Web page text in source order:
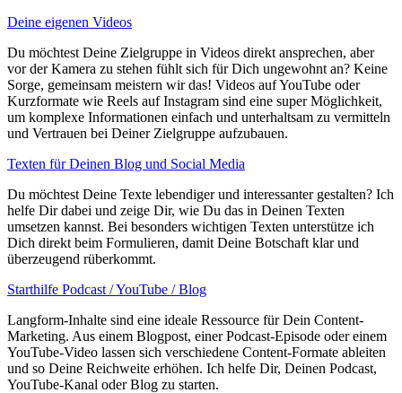
Deine eigenen Videos
Du möchtest Deine Zielgruppe in Videos direkt ansprechen, aber
vor der Kamera zu stehen fühlt sich für Dich ungewohnt an? Keine
Sorge, gemeinsam meistern wir das! Videos auf YouTube oder
Kurzformate wie Reels auf Instagram sind eine super Möglichkeit,
um komplexe Informationen einfach und unterhaltsam zu vermitteln
und Vertrauen bei Deiner Zielgruppe aufzubauen.
Texten für Deinen Blog und Social Media
Du möchtest Deine Texte lebendiger und interessanter gestalten? Ich
helfe Dir dabei und zeige Dir, wie Du das in Deinen Texten
umsetzen kannst. Bei besonders wichtigen Texten unterstütze ich
Dich direkt beim Formulieren, damit Deine Botschaft klar und
überzeugend rüberkommt.
Starthilfe Podcast / YouTube / Blog
Langform-Inhalte sind eine ideale Ressource für Dein Content-
Marketing. Aus einem Blogpost, einer Podcast-Episode oder einem
YouTube-Video lassen sich verschiedene Content-Formate ableiten
und so Deine Reichweite erhöhen. Ich helfe Dir, Deinen Podcast,
YouTube-Kanal oder Blog zu starten.